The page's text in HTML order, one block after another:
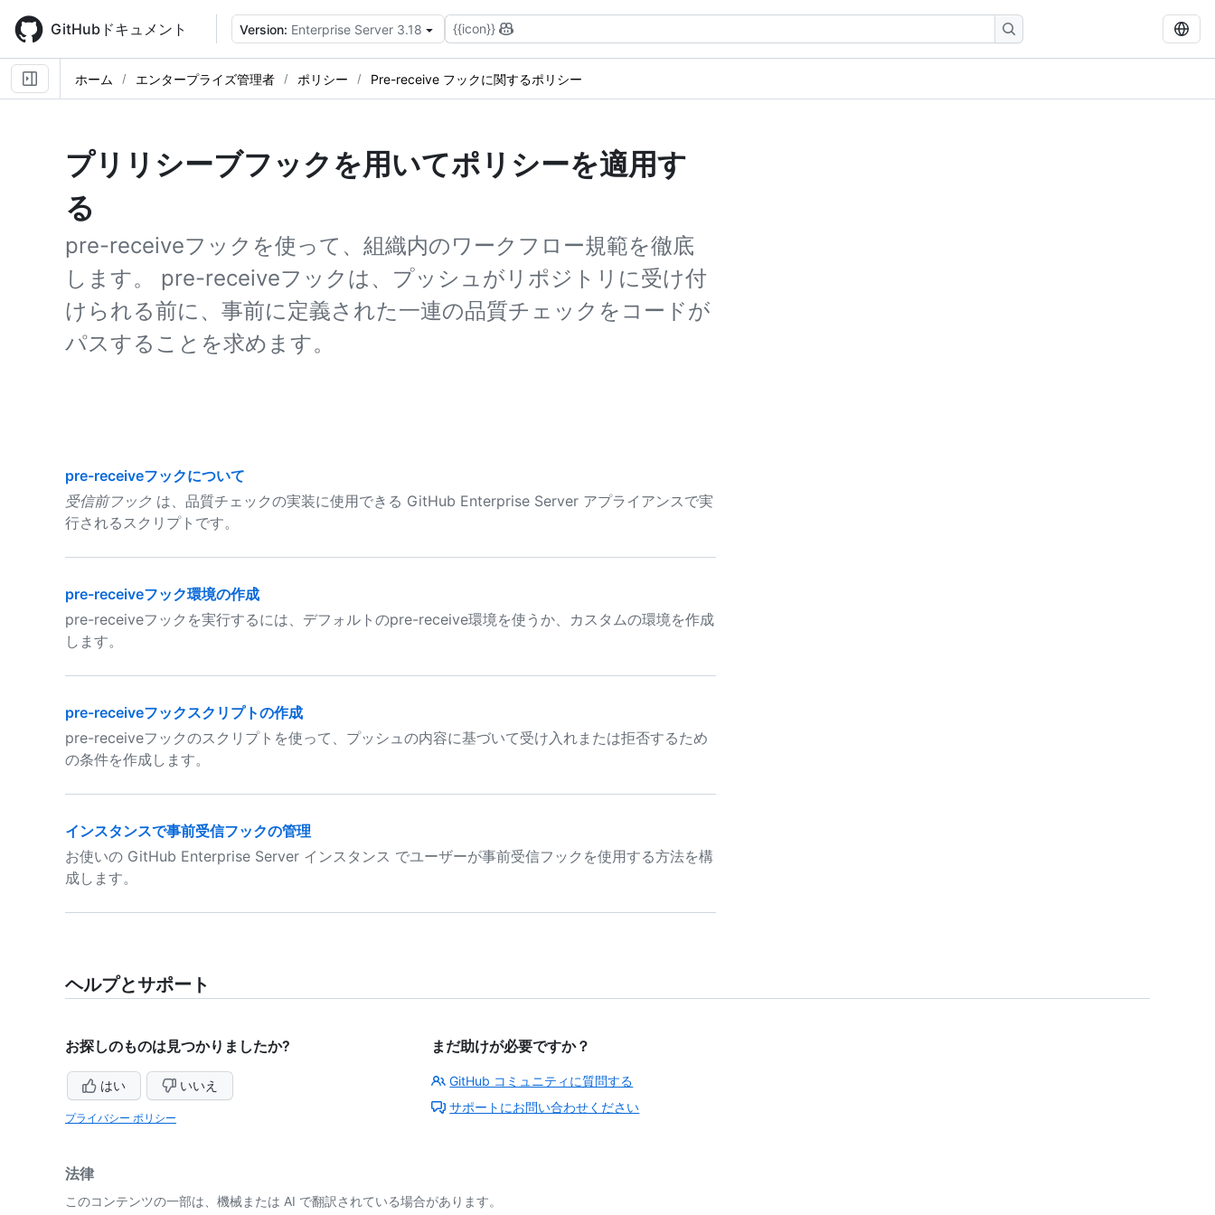
main
content
GitHubドキュメント Version: Enterprise Server 3.18 {{icon}}
ホーム エンタープライズ管理者 ポリシー Pre-receive フックに関するポリシー
プリリシーブフックを用いてポリシーを適用す
る
pre-receiveフックを使って、組織内のワークフロー規範を徹底
します。 pre-receiveフックは、プッシュがリポジトリに受け付
けられる前に、事前に定義された一連の品質チェックをコードが
パスすることを求めます。
pre-receiveフックについて
受信前フック は、品質チェックの実装に使用できる GitHub Enterprise Server アプライアンスで実
行されるスクリプトです。
pre-receiveフック環境の作成
pre-receiveフックを実行するには、デフォルトのpre-receive環境を使うか、カスタムの環境を作成
します。
pre-receiveフックスクリプトの作成
pre-receiveフックのスクリプトを使って、プッシュの内容に基づいて受け入れまたは拒否するため
の条件を作成します。
インスタンスで事前受信フックの管理
お使いの GitHub Enterprise Server インスタンス でユーザーが事前受信フックを使用する方法を構
成します。
ヘルプとサポート
お探しのものは見つかりましたか?
はい いいえ
プライバシー ポリシー
まだ助けが必要ですか？
GitHub コミュニティに質問する
サポートにお問い合わせください
法律
このコンテンツの一部は、機械または AI で翻訳されている場合があります。